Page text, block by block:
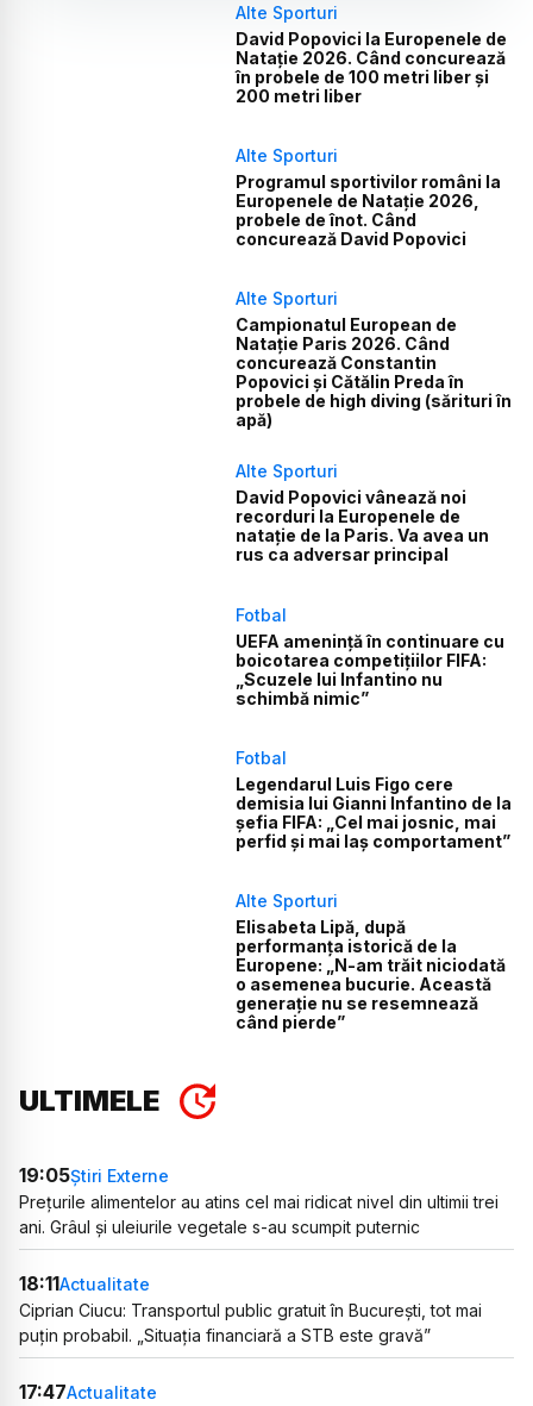
Alte Sporturi
David Popovici la Europenele de
Natație 2026. Când concurează
în probele de 100 metri liber și
200 metri liber
Alte Sporturi
Programul sportivilor români la
Europenele de Natație 2026,
probele de înot. Când
concurează David Popovici
Alte Sporturi
Campionatul European de
Natație Paris 2026. Când
concurează Constantin
Popovici și Cătălin Preda în
probele de high diving (sărituri în
apă)
Alte Sporturi
David Popovici vânează noi
recorduri la Europenele de
natație de la Paris. Va avea un
rus ca adversar principal
Fotbal
UEFA amenință în continuare cu
boicotarea competițiilor FIFA:
„Scuzele lui Infantino nu
schimbă nimic”
Fotbal
Legendarul Luis Figo cere
demisia lui Gianni Infantino de la
șefia FIFA: „Cel mai josnic, mai
perfid și mai laș comportament”
Alte Sporturi
Elisabeta Lipă, după
performanța istorică de la
Europene: „N-am trăit niciodată
o asemenea bucurie. Această
generație nu se resemnează
când pierde”
ULTIMELE
19:05Știri Externe
Prețurile alimentelor au atins cel mai ridicat nivel din ultimii trei
ani. Grâul și uleiurile vegetale s-au scumpit puternic
18:11Actualitate
Ciprian Ciucu: Transportul public gratuit în București, tot mai
puțin probabil. „Situația financiară a STB este gravă”
17:47Actualitate